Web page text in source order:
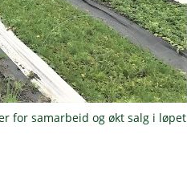
for samarbeid og økt salg i løpet